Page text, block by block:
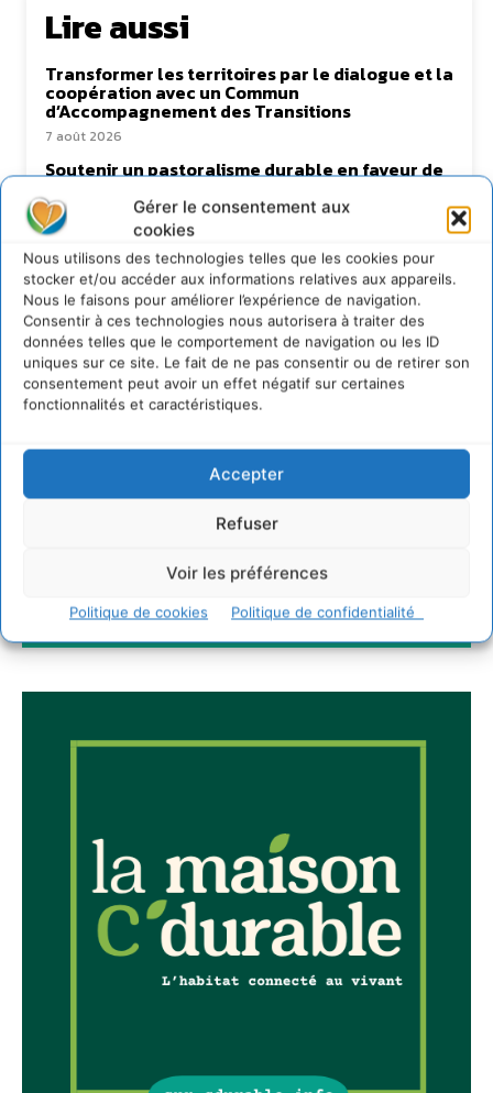
Gérer le consentement aux
cookies
Nous utilisons des technologies telles que les cookies pour
stocker et/ou accéder aux informations relatives aux appareils.
Nous le faisons pour améliorer l’expérience de navigation.
Consentir à ces technologies nous autorisera à traiter des
données telles que le comportement de navigation ou les ID
uniques sur ce site. Le fait de ne pas consentir ou de retirer son
consentement peut avoir un effet négatif sur certaines
fonctionnalités et caractéristiques.
Accepter
Refuser
Voir les préférences
Politique de cookies Politique de confidentialité
Lire aussi
Transformer les territoires par le dialogue et la
coopération avec un Commun
d’Accompagnement des Transitions
7 août 2026
Soutenir un pastoralisme durable en faveur de
6 août 2026
S’inspirer de l’arbre pour un modèle
économique régénératif du vivant …
5 août 2026
IPBES : le « GIEC de la biodiversité » appelle les
entreprises à devenir des alliées du vivant
4 août 2026
Newsletter
JE M'ABONNE